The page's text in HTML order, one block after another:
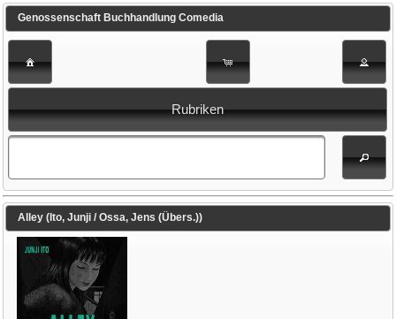
Genossenschaft Buchhandlung Comedia
Rubriken
Alley (Ito, Junji / Ossa, Jens (Übers.))